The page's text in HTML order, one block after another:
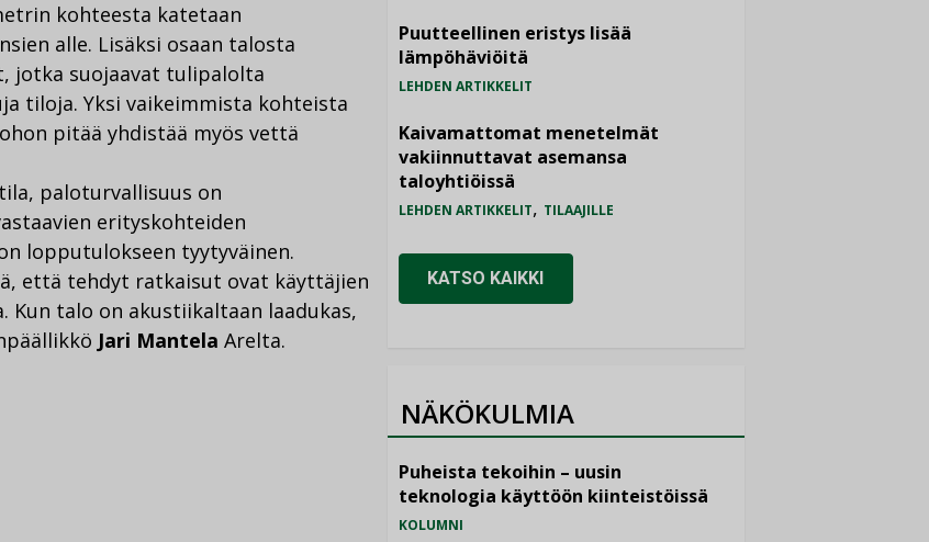
kohteesta katetaan
alle. Lisäksi osaan talosta
jotka suojaavat tulipalolta
tiloja. Yksi vaikeimmista kohteista
pitää yhdistää myös vettä
paloturvallisuus on
erityskohteiden
lopputulokseen tyytyväinen.
että tehdyt ratkaisut ovat käyttäjien
Kun talo on akustiikaltaan laadukas,
Jari Mantela Arelta.
Puutteellinen eristys lisää
lämpöhäviöitä
LEHDEN ARTIKKELIT
Kaivamattomat menetelmät
vakiinnuttavat asemansa
taloyhtiöissä
LEHDEN ARTIKKELIT, TILAAJILLE
KATSO KAIKKI
NÄKÖKULMIA
Puheista tekoihin – uusin
teknologia käyttöön kiinteistöissä
KOLUMNI